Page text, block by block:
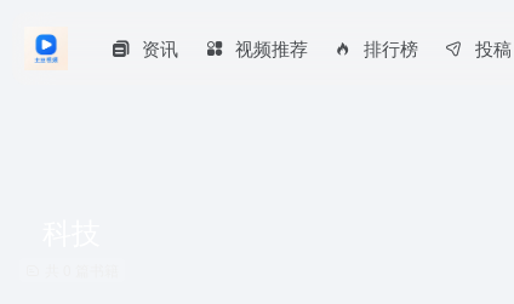
资讯 视频推荐 排行榜 投稿